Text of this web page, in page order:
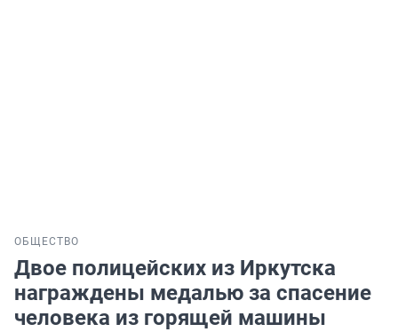
ОБЩЕСТВО
Двое полицейских из Иркутска
награждены медалью за спасение
человека из горящей машины